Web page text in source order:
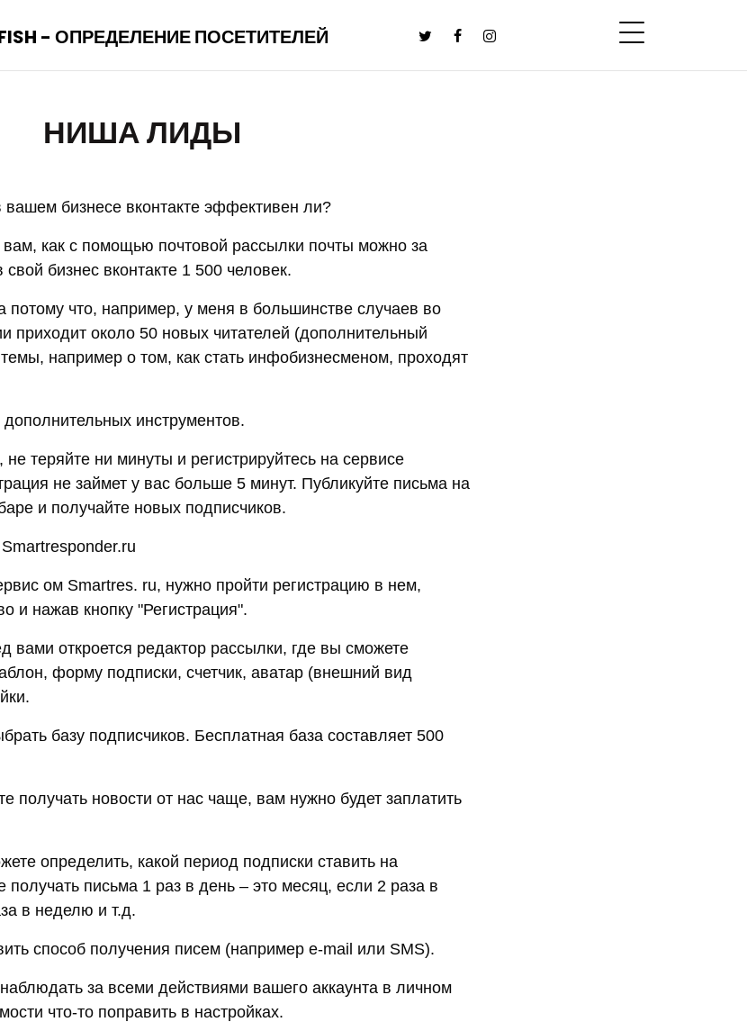
- ОПРЕДЕЛЕНИЕ ПОСЕТИТЕЛЕЙ
НИША ЛИДЫ
бизнесе вконтакте эффективен ли?
вам, как с помощью почтовой рассылки почты можно за
свой бизнес вконтакте 1 500 человек.
что, например, у меня в большинстве случаев во
приходит около 50 новых читателей (дополнительный
например о том, как стать инфобизнесменом, проходят
инструментов.
не теряйте ни минуты и регистрируйтесь на сервисе
не займет у вас больше 5 минут. Публикуйте письма на
и получайте новых подписчиков.
ом Smartres. ru, нужно пройти регистрацию в нем,
и нажав кнопку "Регистрация".
вами откроется редактор рассылки, где вы сможете
форму подписки, счетчик, аватар (внешний вид
базу подписчиков. Бесплатная база составляет 500
получать новости от нас чаще, вам нужно будет заплатить
определить, какой период подписки ставить на
получать письма 1 раз в день – это месяц, если 2 раза в
в неделю и т.д.
способ получения писем (например e-mail или SMS).
за всеми действиями вашего аккаунта в личном
что-то поправить в настройках.